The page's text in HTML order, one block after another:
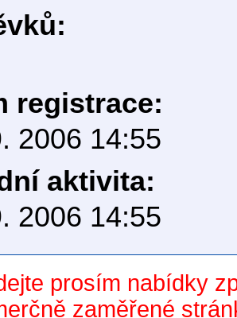
registrace:
2006 14:55
aktivita:
2006 14:55
prosím nabídky
zaměřené